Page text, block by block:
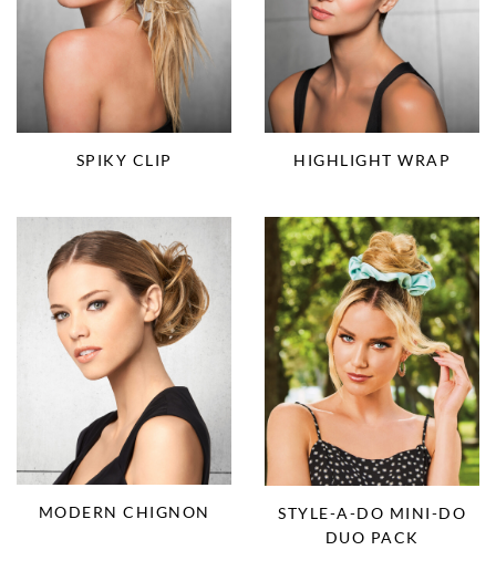
SPIKY CLIP HIGHLIGHT WRAP
MODERN CHIGNON
STYLE-A-DO MINI-DO
DUO PACK